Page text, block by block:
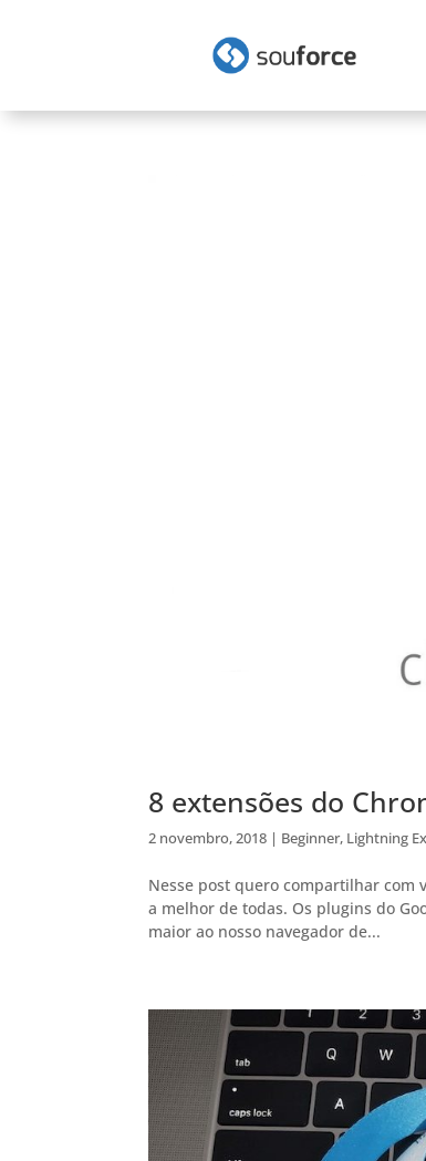
8 extensões do
2 novembro, 2018 | Beginner, Lightning
Nesse post quero compartilhar com
a melhor de todas. Os plugins do
maior ao nosso navegador de...